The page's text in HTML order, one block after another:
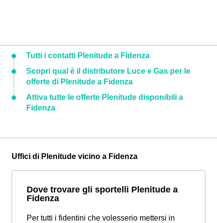
Tutti i contatti Plenitude a Fidenza
Scopri qual è il distributore Luce e Gas per le
offerte di Plenitude a Fidenza
Attiva tutte le offerte Plenitude disponibili a
Fidenza
Uffici di Plenitude vicino a Fidenza
Dove trovare gli sportelli Plenitude a
Fidenza
Per tutti i fidentini che volesserio mettersi in